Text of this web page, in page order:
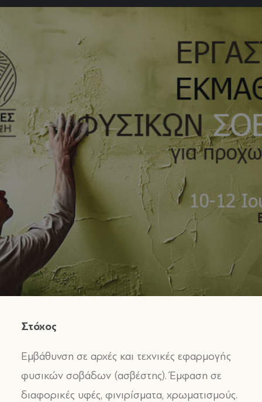
Στόχος
Εμβάθυνση σε αρχές και τεχνικές εφαρμογής
φυσικών σοβάδων (ασβέστης). Έμφαση σε
διαφορικές υφές, φινιρίσματα, χρωματισμούς.